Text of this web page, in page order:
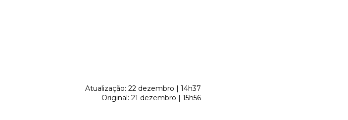
Atualização: 22 dezembro | 14h37
Original: 21 dezembro | 15h56